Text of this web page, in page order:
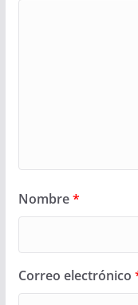
Nombre*
Correo electrónico